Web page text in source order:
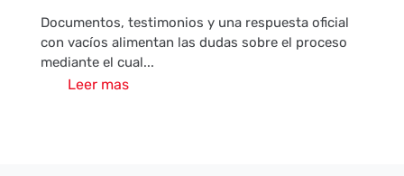
Documentos, testimonios y una respuesta oficial
con vacíos alimentan las dudas sobre el proceso
mediante el cual...
Leer mas